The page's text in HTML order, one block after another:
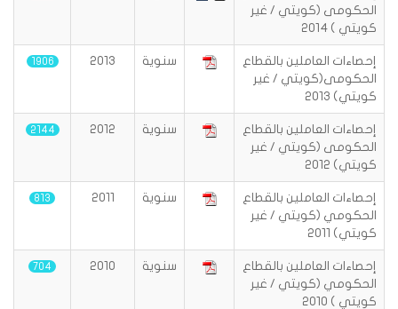
الحكومى (كويتي / غير
كويتي ) 2014
إحصاءات العاملين بالقطاع
الحكومى(كويتي / غير
كويتي) 2013
سنوية 2013
1906
إحصاءات العاملين بالقطاع
الحكومى (كويتي / غير
كويتي) 2012
سنوية 2012
2144
إحصاءات العاملين بالقطاع
الحكومي (كويتي / غير
كويتي) 2011
سنوية 2011
813
إحصاءات العاملين بالقطاع
الحكومي (كويتي / غير
كويتي ) 2010
سنوية 2010
704